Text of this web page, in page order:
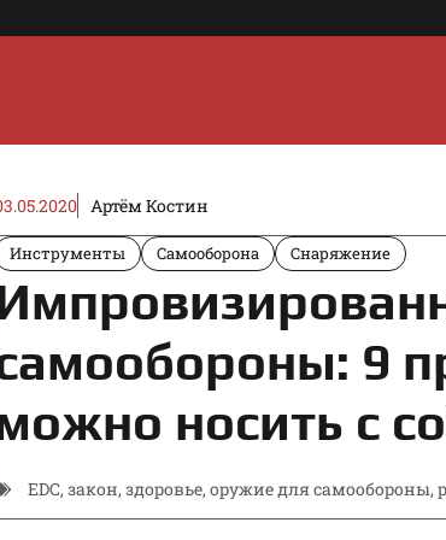
Артём Костин
Инструменты Самооборона Снаряжение
9
носить с
EDC, закон, здоровье, оружие для самообороны,